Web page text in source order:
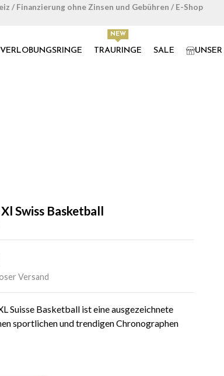
/ Finanzierung ohne Zinsen und Gebühren / E-Shop
VERLOBUNGSRINGE TRAURINGE SALE
Swiss Basketball
Versand
Suisse Basketball ist eine ausgezeichnete
sportlichen und trendigen Chronographen